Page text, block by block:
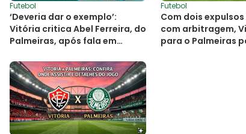
Futebol
‘Deveria dar o exemplo’:
Vitória critica Abel Ferreira, do
Palmeiras, após fala em
Futebol
Com dois
com arbitragem,
para o Palmeiras